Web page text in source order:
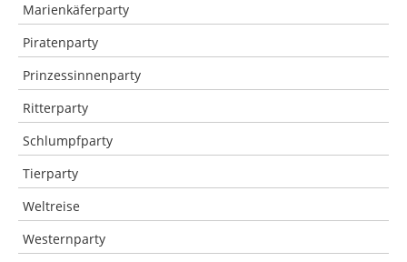
Marienkäferparty
Piratenparty
Prinzessinnenparty
Ritterparty
Schlumpfparty
Tierparty
Weltreise
Westernparty